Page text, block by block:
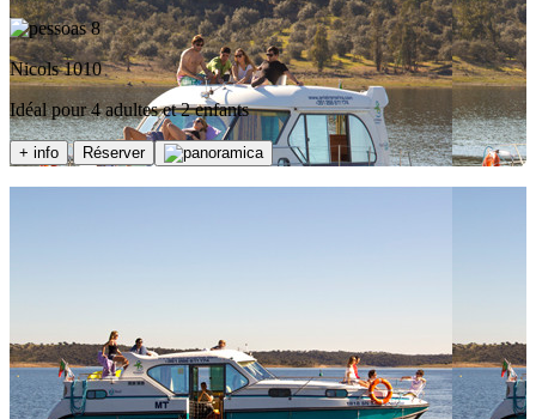
8
Nicols 1010
Idéal pour 4 adultes et 2 enfants
+ info Réserver